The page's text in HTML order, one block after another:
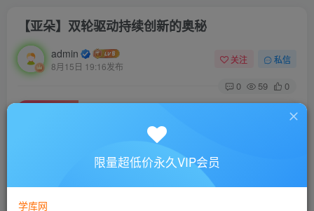
【亚朵】双轮驱动持续创新的奥秘
admin
8月15日 19:16发布
关注 私信
0 59 0
【亚朵】双轮驱动持续创新的奥秘
此内容为付费资源，请付费后查看
10
付费资源
限量超低价永久VIP会员
学库网